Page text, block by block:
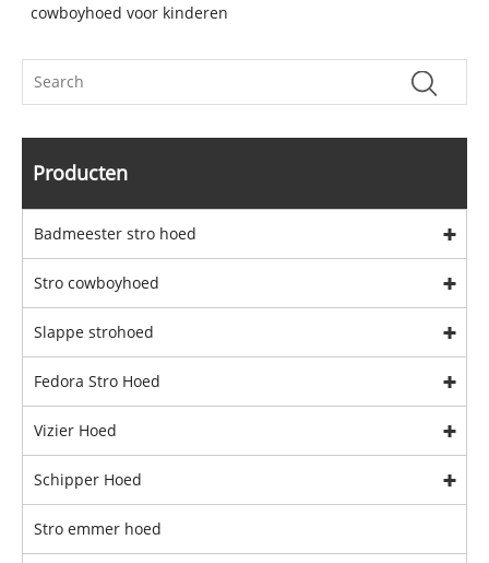
cowboyhoed voor kinderen
Producten
Badmeester stro hoed
Stro cowboyhoed
Slappe strohoed
Fedora Stro Hoed
Vizier Hoed
Schipper Hoed
Stro emmer hoed